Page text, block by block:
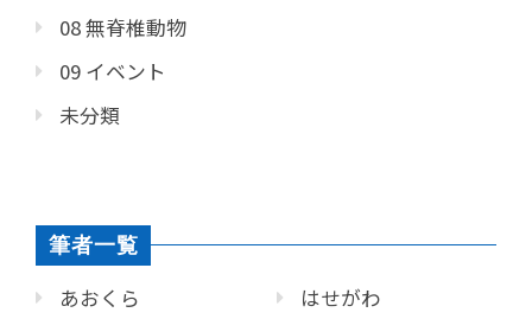
08 無脊椎動物
09 イベント
未分類
筆者一覧
あおくら
はせがわ